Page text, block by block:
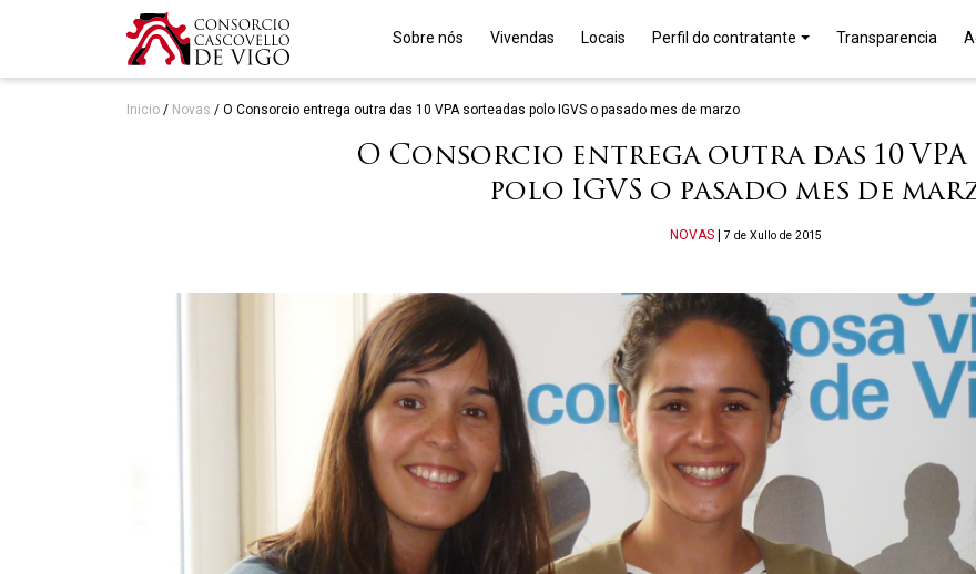
Sobre nós Vivendas Locais Perfil do contratante Transparencia
Inicio / Novas / O Consorcio entrega outra das 10 VPA sorteadas polo IGVS o pasado mes de marzo
O Consorcio entrega outra das 10
polo IGVS o pasado mes de
Categories
NOVAS 7 de Xullo de 2015